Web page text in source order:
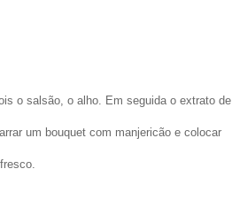
o salsão, o alho. Em seguida o extrato de
um bouquet com manjericão e colocar